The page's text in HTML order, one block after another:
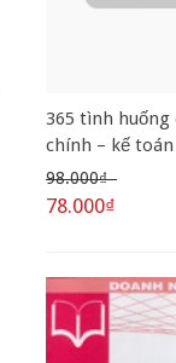
365 tình huống
chính – kế
nghiệp
98.000₫
78.000₫